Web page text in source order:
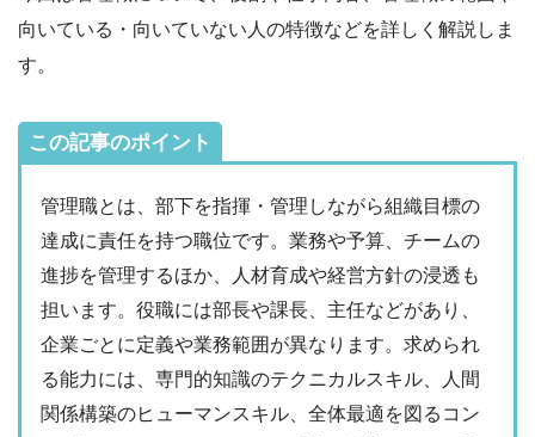
向いている・向いていない人の特徴などを詳しく解説しま
す。
この記事のポイント
管理職とは、部下を指揮・管理しながら組織目標の
達成に責任を持つ職位です。業務や予算、チームの
進捗を管理するほか、人材育成や経営方針の浸透も
担います。役職には部長や課長、主任などがあり、
企業ごとに定義や業務範囲が異なります。求められ
る能力には、専門的知識のテクニカルスキル、人間
関係構築のヒューマンスキル、全体最適を図るコン